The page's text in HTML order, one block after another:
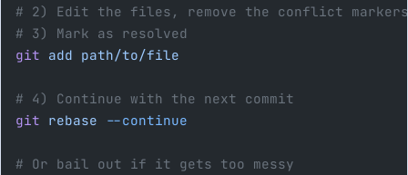
# 2) Edit the files, remove the conflict markers
# 3) Mark as resolved
git add path/to/file
# 4) Continue with the next commit
git rebase --continue
# Or bail out if it gets too messy